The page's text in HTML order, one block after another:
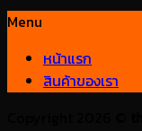
Menu
หน้าแรก
สินค้าของเรา